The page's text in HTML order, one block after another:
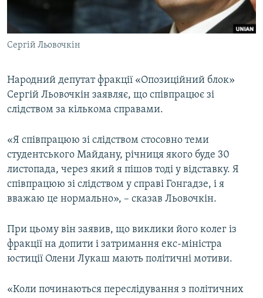
СПЕЦПРОЄКТИ
ПОДКАСТИ
РУС
УКР
ДОЛУЧАЙСЯ!
Усі сайти RFE/RL
Сергій Льовочкін
Народний депутат фракції «Опозиційний блок»
Сергій Льовочкін заявляє, що співпрацює зі
слідством за кількома справами.
«Я співпрацюю зі слідством стосовно теми
студентського Майдану, річниця якого буде 30
листопада, через який я пішов тоді у відставку. Я
співпрацюю зі слідством у справі Гонгадзе, і я
вважаю це нормально», – сказав Льовочкін.
При цьому він заявив, що виклики його колег із
фракції на допити і затримання екс-міністра
юстиції Олени Лукаш мають політичні мотиви.
«Коли починаються переслідування з політичних